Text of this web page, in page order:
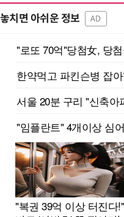
놓치면 아쉬운 정보 AD